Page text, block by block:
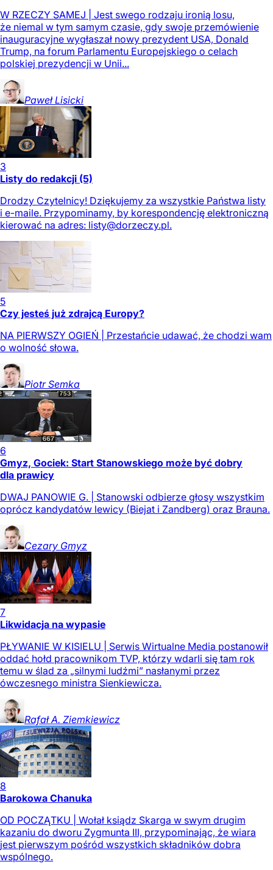
W RZECZY SAMEJ | Jest swego rodzaju ironią losu,
że niemal w tym samym czasie, gdy swoje przemówienie
inauguracyjne wygłaszał nowy prezydent USA, Donald
Trump, na forum Parlamentu Europejskiego o celach
polskiej prezydencji w Unii...
Paweł Lisicki
3
Listy do redakcji (5)
Drodzy Czytelnicy! Dziękujemy za wszystkie Państwa listy
i e-maile. Przypominamy, by korespondencję elektroniczną
kierować na adres: listy@dorzeczy.pl.
5
Czy jesteś już zdrajcą Europy?
NA PIERWSZY OGIEŃ | Przestańcie udawać, że chodzi wam
o wolność słowa.
Piotr Semka
6
Gmyz, Gociek: Start Stanowskiego może być dobry
dla prawicy
DWAJ PANOWIE G. | Stanowski odbierze głosy wszystkim
oprócz kandydatów lewicy (Biejat i Zandberg) oraz Brauna.
Cezary Gmyz
7
Likwidacja na wypasie
PŁYWANIE W KISIELU | Serwis Wirtualne Media postanowił
oddać hołd pracownikom TVP, którzy wdarli się tam rok
temu w ślad za „silnymi ludźmi” nasłanymi przez
ówczesnego ministra Sienkiewicza.
Rafał A. Ziemkiewicz
8
Barokowa Chanuka
OD POCZĄTKU | Wołał ksiądz Skarga w swym drugim
kazaniu do dworu Zygmunta III, przypominając, że wiara
jest pierwszym pośród wszystkich składników dobra
wspólnego.